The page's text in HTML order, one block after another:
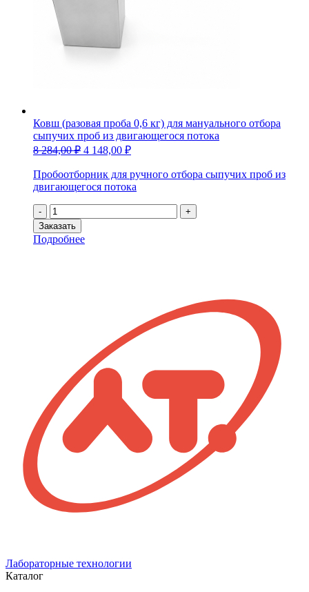
Ковш (разовая проба 0,6 кг) для мануального отбора
сыпучих проб из двигающегося потока
8 284,00₽ 4 148,00 ₽
Пробоотборник для ручного отбора сыпучих проб из
двигающегося потока
-
Количество
товара
Ковш
(разовая
двигающегося
потока
+
Заказать
Подробнее
Лабораторные технологии
Каталог